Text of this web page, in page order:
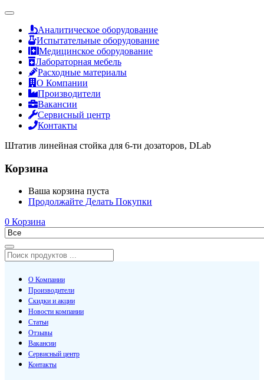
Аналитическое оборудование
Испытательные оборудование
Медицинское оборудование
Лабораторная мебель
Расходные материалы
О Компании
Производители
Вакансии
Сервисный центр
Контакты
Штатив линейная стойка для 6-ти дозаторов, DLab
Корзина
Ваша корзина пуста
Продолжайте Делать Покупки
0 Корзина
О Компании
Производители
Скидки и акции
Новости компании
Статьи
Отзывы
Вакансии
Сервисный центр
Контакты